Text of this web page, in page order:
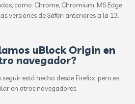
como: Chrome, Chromium, MS Edge,
versiones de Safari anteriores a la 13.
uBlock Origin en
navegador?
está hecho desde Firefox, pero es
en otros navegadores.